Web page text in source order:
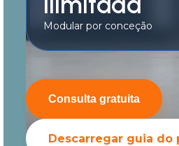
Modular por conceção
Consulta gratuita
Descarregar guia do